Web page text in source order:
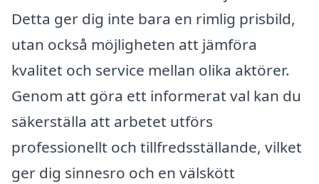
Detta ger dig inte bara en rimlig prisbild,
utan också möjligheten att jämföra
kvalitet och service mellan olika aktörer.
Genom att göra ett informerat val kan du
säkerställa att arbetet utförs
professionellt och tillfredsställande, vilket
ger dig sinnesro och en välskött